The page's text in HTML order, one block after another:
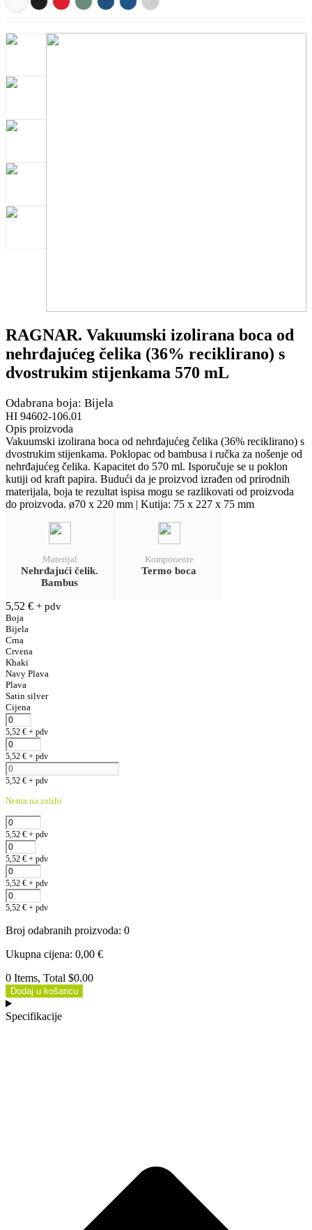
RAGNAR. Vakuumski izolirana boca od
nehrđajućeg čelika (36% reciklirano) s
dvostrukim stijenkama 570 mL
Odabrana boja: Bijela
HI 94602-106.01
Opis proizvoda
Vakuumski izolirana boca od nehrđajućeg čelika (36% reciklirano) s
dvostrukim stijenkama. Poklopac od bambusa i ručka za nošenje od
nehrđajućeg čelika. Kapacitet do 570 ml. Isporučuje se u poklon
kutiji od kraft papira. Budući da je proizvod izrađen od prirodnih
materijala, boja te rezultat ispisa mogu se razlikovati od proizvoda
do proizvoda. ø70 x 220 mm | Kutija: 75 x 227 x 75 mm
Materijal
Nehrđajući čelik.
Bambus
Komponente
Termo boca
5,52 € + pdv
Boja
Bijela
Crna
Crvena
Khaki
Navy Plava
Plava
Satin silver
Cijena
5,52 € + pdv
5,52 € + pdv
5,52 € + pdv
Nema na zalihi
5,52 € + pdv
5,52 € + pdv
5,52 € + pdv
5,52 € + pdv
Broj odabranih proizvoda: 0
Ukupna cijena: 0,00 €
0 Items, Total $0.00
Dodaj u košaricu
Specifikacije